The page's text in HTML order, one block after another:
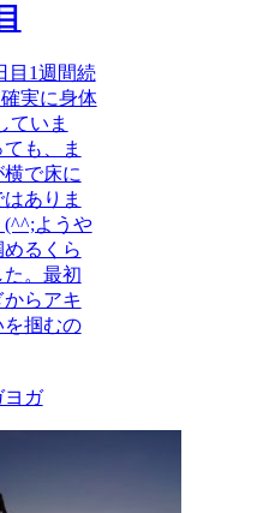
目1週間続
実に身体
ていま
も、ま
で床に
ありま
ようや
めるくら
。最初
らアキ
を掴むの
ヨガ